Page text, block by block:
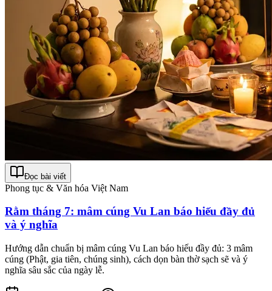
Đọc bài viết
Phong tục & Văn hóa Việt Nam
Rằm tháng 7: mâm cúng Vu Lan báo hiếu đầy đủ
và ý nghĩa
Hướng dẫn chuẩn bị mâm cúng Vu Lan báo hiếu đầy đủ: 3 mâm
cúng (Phật, gia tiên, chúng sinh), cách dọn bàn thờ sạch sẽ và ý
nghĩa sâu sắc của ngày lễ.